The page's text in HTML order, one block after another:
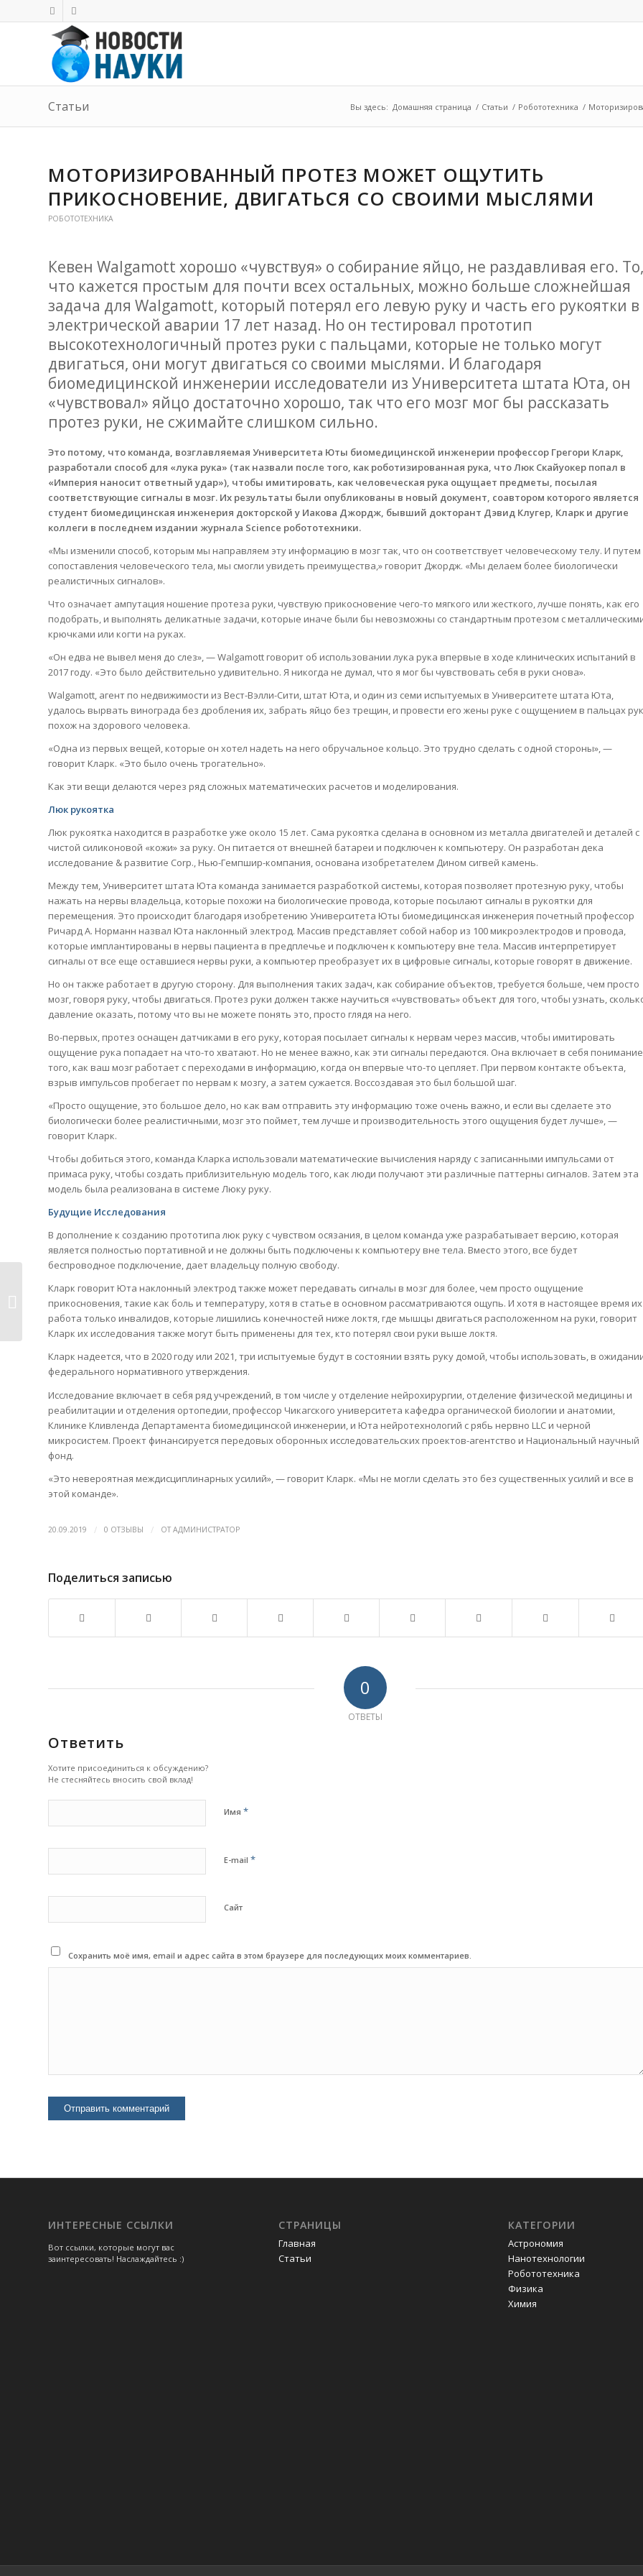
Статьи Вы здесь: Домашняя страница / Статьи / Робототехника /
МОТОРИЗИРОВАННЫЙ ПРОТЕЗ МОЖЕТ ОЩУТИТЬ
ПРИКОСНОВЕНИЕ, ДВИГАТЬСЯ СО СВОИМИ МЫСЛЯМИ
РОБОТОТЕХНИКА
Кевен Walgamott хорошо «чувствуя» о собирание яйцо, не раздавливая его. То,
что кажется простым для почти всех остальных, можно больше сложнейшая
задача для Walgamott, который потерял его левую руку и часть его рукоятки в
электрической аварии 17 лет назад. Но он тестировал прототип
высокотехнологичный протез руки с пальцами, которые не только могут
двигаться, они могут двигаться со своими мыслями. И благодаря
биомедицинской инженерии исследователи из Университета штата Юта, он
«чувствовал» яйцо достаточно хорошо, так что его мозг мог бы рассказать
протез руки, не сжимайте слишком сильно.
Это потому, что команда, возглавляемая Университета Юты биомедицинской инженерии профессор Грегори Кларк,
разработали способ для «лука рука» (так назвали после того, как роботизированная рука, что Люк Скайуокер попал в
«Империя наносит ответный удар»), чтобы имитировать, как человеческая рука ощущает предметы, посылая
соответствующие сигналы в мозг. Их результаты были опубликованы в новый документ, соавтором которого является
студент биомедицинская инженерия докторской у Иакова Джордж, бывший докторант Дэвид Клугер, Кларк и другие
коллеги в последнем издании журнала Science робототехники.
«Мы изменили способ, которым мы направляем эту информацию в мозг так, что он соответствует человеческому телу. И путем
сопоставления человеческого тела, мы смогли увидеть преимущества,» говорит Джордж. «Мы делаем более биологически
реалистичных сигналов».
Что означает ампутация ношение протеза руки, чувствую прикосновение чего-то мягкого или жесткого, лучше понять, как его
подобрать, и выполнять деликатные задачи, которые иначе были бы невозможны со стандартным протезом с
крючками или когти на руках.
«Он едва не вывел меня до слез», — Walgamott говорит об использовании лука рука впервые в ходе клинических испытаний в
2017 году. «Это было действительно удивительно. Я никогда не думал, что я мог бы чувствовать себя в руки снова».
Walgamott, агент по недвижимости из Вест-Вэлли-Сити, штат Юта, и один из семи испытуемых в Университете штата Юта,
удалось вырвать винограда без дробления их, забрать яйцо без трещин, и провести его жены руке с ощущением в пальцах рук
похож на здорового человека.
«Одна из первых вещей, которые он хотел надеть на него обручальное кольцо. Это трудно сделать с одной стороны», —
говорит Кларк. «Это было очень трогательно».
Как эти вещи делаются через ряд сложных математических расчетов и моделирования.
Люк рукоятка
Люк рукоятка находится в разработке уже около 15 лет. Сама рукоятка сделана в основном из металла двигателей и деталей с
чистой силиконовой «кожи» за руку. Он питается от внешней батареи и подключен к компьютеру. Он разработан дека
исследование & развитие Corp., Нью-Гемпшир-компания, основана изобретателем Дином сигвей камень.
Между тем, Университет штата Юта команда занимается разработкой системы, которая позволяет протезную руку, чтобы
нажать на нервы владельца, которые похожи на биологические провода, которые посылают сигналы в рукоятки для
перемещения. Это происходит благодаря изобретению Университета Юты биомедицинская инженерия почетный профессор
Ричард А. Норманн назвал Юта наклонный электрод. Массив представляет собой набор из 100 микроэлектродов и провода,
которые имплантированы в нервы пациента в предплечье и подключен к компьютеру вне тела. Массив интерпретирует
сигналы от все еще оставшиеся нервы руки, а компьютер преобразует их в цифровые сигналы, которые говорят в движение.
Но он также работает в другую сторону. Для выполнения таких задач, как собирание объектов, требуется больше, чем просто
мозг, говоря руку, чтобы двигаться. Протез руки должен также научиться «чувствовать» объект для того, чтобы узнать,
давление оказать, потому что вы не можете понять это, просто глядя на него.
Во-первых, протез оснащен датчиками в его руку, которая посылает сигналы к нервам через массив, чтобы имитировать
ощущение рука попадает на что-то хватают. Но не менее важно, как эти сигналы передаются. Она включает в себя понимание
того, как ваш мозг работает с переходами в информацию, когда он впервые что-то цепляет. При первом контакте объекта,
взрыв импульсов пробегает по нервам к мозгу, а затем сужается. Воссоздавая это был большой шаг.
«Просто ощущение, это большое дело, но как вам отправить эту информацию тоже очень важно, и если вы сделаете это
биологически более реалистичными, мозг это поймет, тем лучше и производительность этого ощущения будет лучше», —
говорит Кларк.
Чтобы добиться этого, команда Кларка использовали математические вычисления наряду с записанными импульсами от
примаса руку, чтобы создать приблизительную модель того, как люди получают эти различные паттерны сигналов. Затем эта
модель была реализована в системе Люку руку.
Будущие Исследования
В дополнение к созданию прототипа люк руку с чувством осязания, в целом команда уже разрабатывает версию, которая
является полностью портативной и не должны быть подключены к компьютеру вне тела. Вместо этого, все будет
беспроводное подключение, дает владельцу полную свободу.
Кларк говорит Юта наклонный электрод также может передавать сигналы в мозг для более, чем просто ощущение
прикосновения, такие как боль и температуру, хотя в статье в основном рассматриваются ощупь. И хотя в настоящее время их
работа только инвалидов, которые лишились конечностей ниже локтя, где мышцы двигаться расположенном на руки, говорит
Кларк их исследования также могут быть применены для тех, кто потерял свои руки выше локтя.
Кларк надеется, что в 2020 году или 2021, три испытуемые будут в состоянии взять руку домой, чтобы использовать, в
федерального нормативного утверждения.
Исследование включает в себя ряд учреждений, в том числе у отделение нейрохирургии, отделение физической медицины и
реабилитации и отделения ортопедии, профессор Чикагского университета кафедра органической биологии и анатомии,
Клинике Кливленда Департамента биомедицинской инженерии, и Юта нейротехнологий с рябь нервно LLC и черной
микросистем. Проект финансируется передовых оборонных исследовательских проектов-агентство и Национальный научный
фонд.
«Это невероятная междисциплинарных усилий», — говорит Кларк. «Мы не могли сделать это без существенных усилий и все в
этой команде».
20.09.2019 / 0 ОТЗЫВЫ / ОТАДМИНИСТРАТОР
Поделиться записью
0
ОТВЕТЫ
Ответить
Хотите присоединиться к обсуждению?
Не стесняйтесь вносить свой вклад!
Имя *
E-mail *
Сайт
Сохранить моё имя, email и адрес сайта в этом браузере для последующих моих комментариев.
ИНТЕРЕСНЫЕ ССЫЛКИ
Вот ссылки, которые могут вас
заинтересовать! Наслаждайтесь :)
СТРАНИЦЫ
Главная
Статьи
КАТЕГОРИИ
Астрономия
Нанотехнологии
Робототехника
Физика
Химия
Роман нано-вакцины против
меланомы